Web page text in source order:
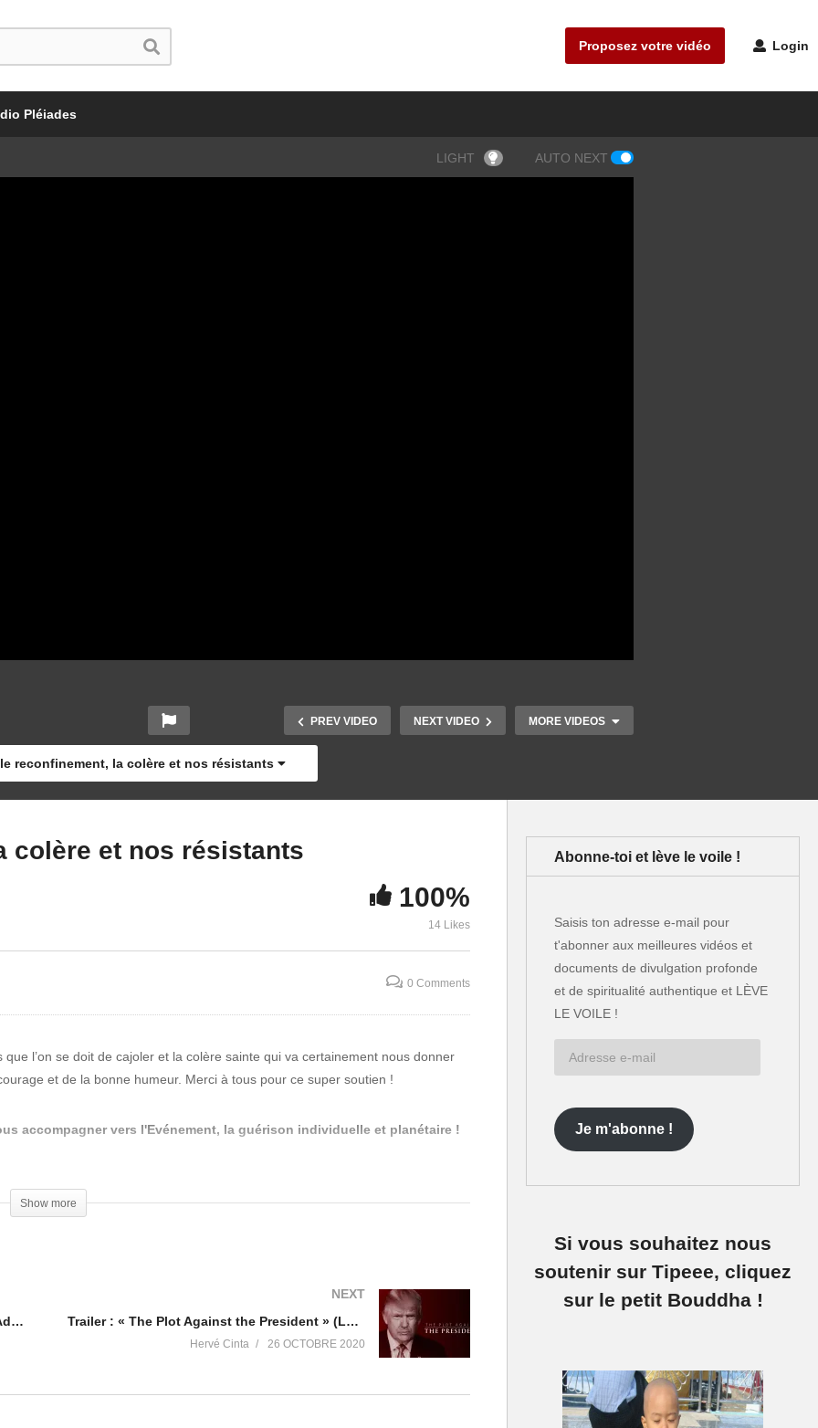
Proposez votre vidéo Login
Pléiades
LIGHT AUTO NEXT
PREV VIDEO NEXT VIDEO MORE VIDEOS
Fulford, lanceur
dans sa cuisine,
National de Transition et
Réinitialisation mondiale
imminente !
que les
reconfinement, la colère et nos résistants
colère et nos résistants
100%
14 Likes
0 Comments
l’on se doit de cajoler et la colère sainte qui va certainement nous donner
et de la bonne humeur. Merci à tous pour ce super soutien !
accompagner vers l'Evénement, la guérison individuelle et planétaire !
Show more
Le côté sombre du chef de l’OMS (Tedros Adhanom Ghebreyesus)
NEXT
Trailer : « The Plot Against the President » (Le complot contre le Président)
Hervé Cinta 26 OCTOBRE 2020
Abonne-toi et lève le voile !
Saisis ton adresse e-mail pour
t'abonner aux meilleures vidéos et
documents de divulgation profonde
et de spiritualité authentique et LÈVE
LE VOILE !
Je m'abonne !
Si vous souhaitez nous
soutenir sur Tipeee, cliquez
sur le petit Bouddha !